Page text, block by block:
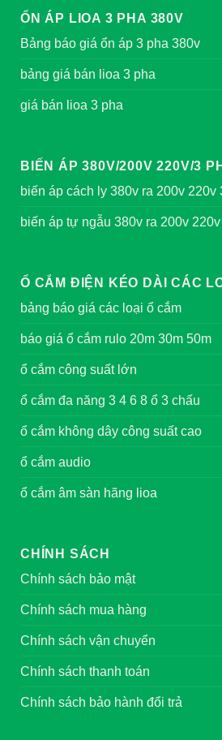
ỔN ÁP LIOA 3 PHA 380V
Bảng báo giá ổn áp 3 pha 380v
bảng giá bán lioa 3 pha
giá bán lioa 3 pha
BIẾN ÁP 380V/200V 220V/3
biến áp cách ly 380v ra 200v 220v
biến áp tự ngẫu 380v ra 200v
Ổ CẮM ĐIỆN KÉO DÀI CÁC
bảng báo giá các loại ổ cắm
báo giá ổ cắm rulo 20m 30m 50m
ổ cắm công suất lớn
ổ cắm đa năng 3 4 6 8 ổ 3 chấu
ổ cắm không dây công suất cao
ổ cắm audio
ổ cắm âm sàn hãng lioa
CHÍNH SÁCH
Chính sách bảo mật
Chính sách mua hàng
Chính sách vận chuyển
Chính sách thanh toán
Chính sách bảo hành đổi trả